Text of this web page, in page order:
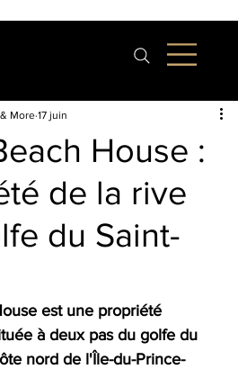
House :
de la rive
du Saint-
More 17 juin
est une propriété
à deux pas du golfe du
nord de l'Île-du-Prince-